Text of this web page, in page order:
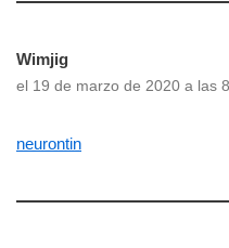
Wimjig
el 19 de marzo de 2020 a las
neurontin